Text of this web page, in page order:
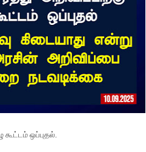
கூட்டம் ஒப்புதல்.